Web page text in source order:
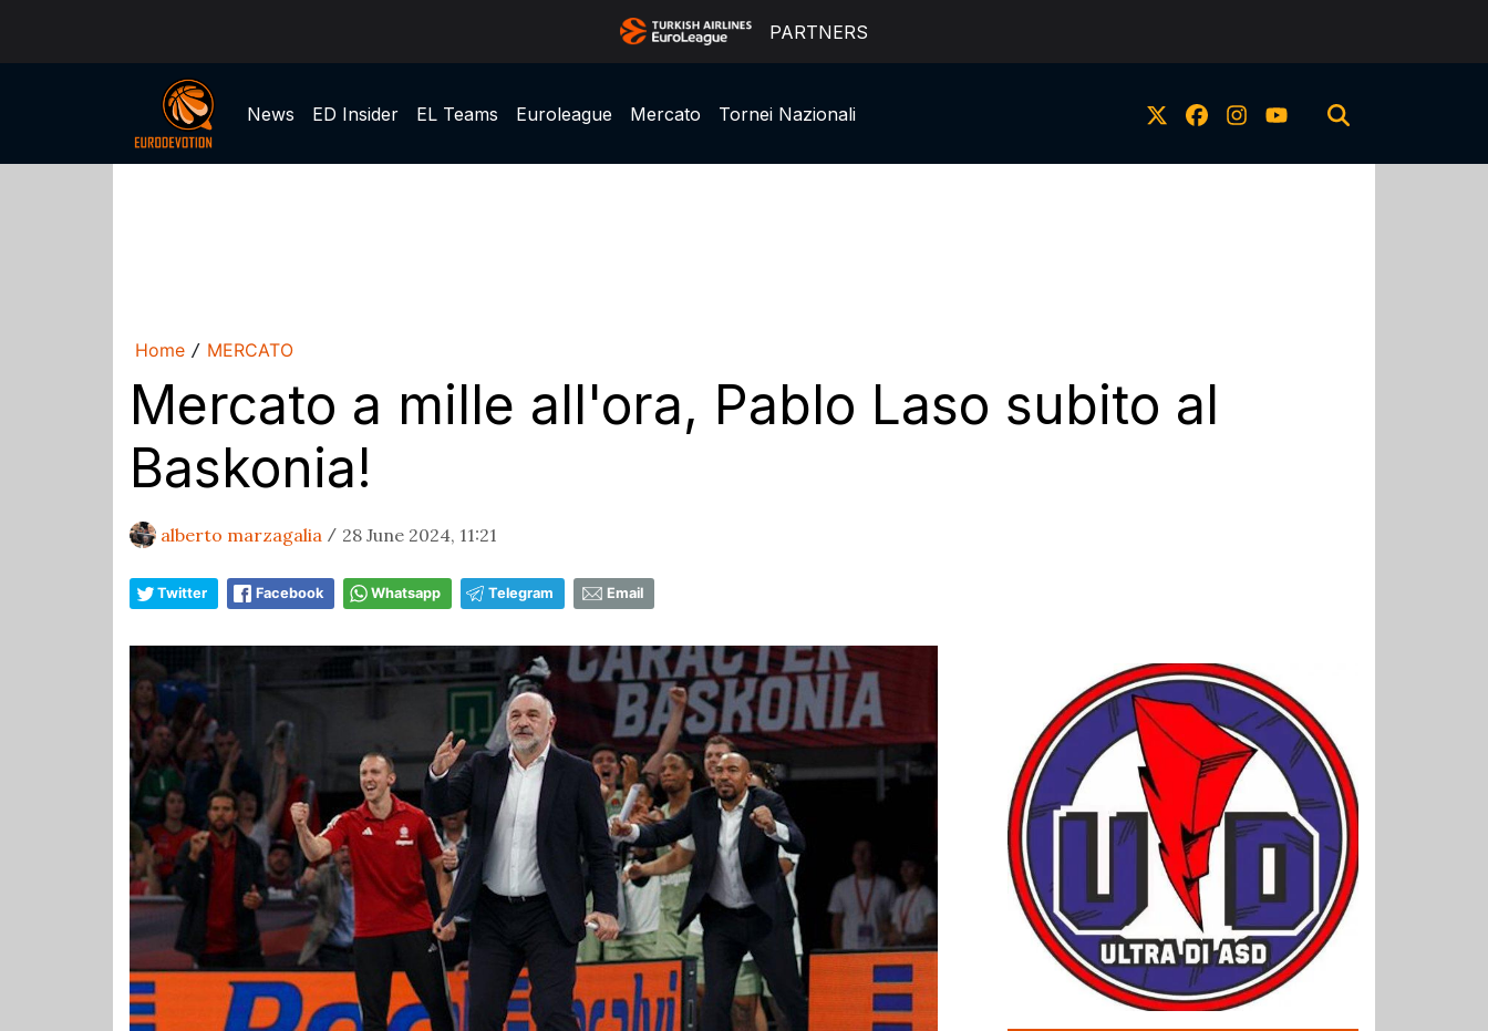
PARTNERS
News ED Insider EL Teams Euroleague Mercato Tornei Nazionali
Home / MERCATO
Mercato a mille all'ora, Pablo Laso subito al
Baskonia!
alberto marzagalia / 28 June 2024, 11:21
Twitter Facebook Whatsapp Telegram Email